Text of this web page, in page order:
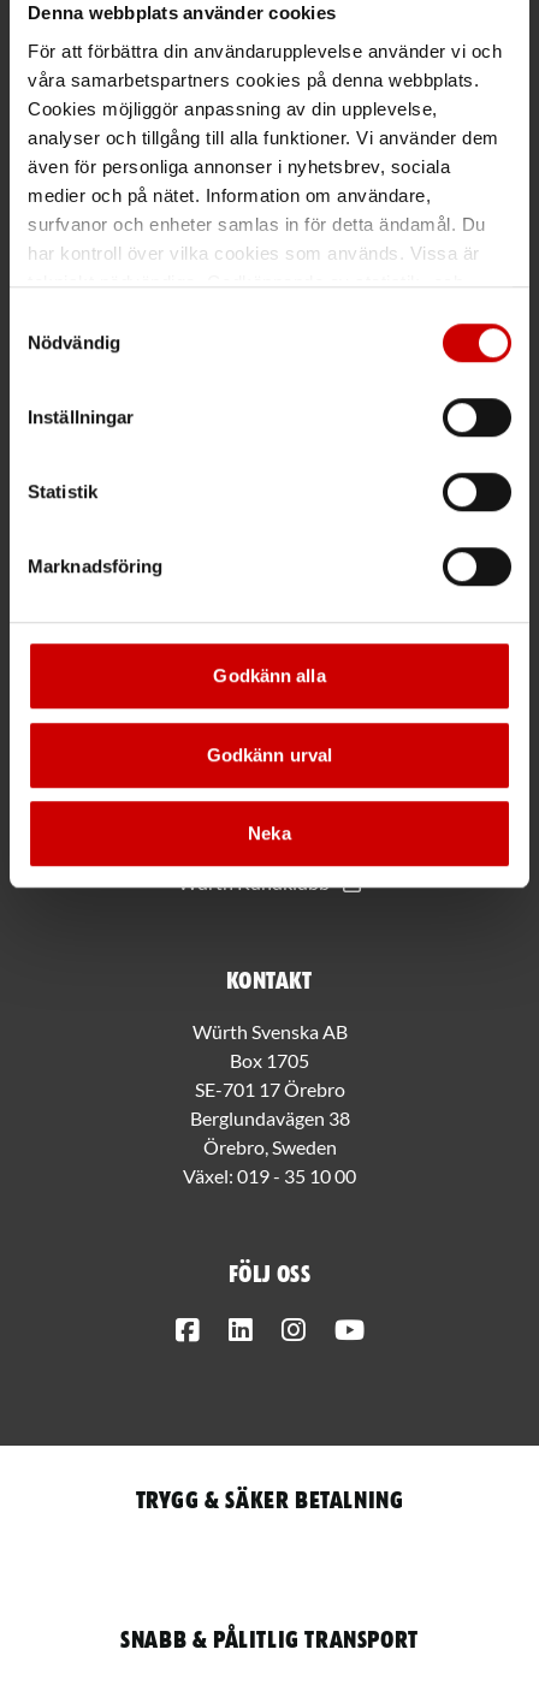
Denna webbplats använder cookies
För att förbättra din användarupplevelse använder vi och
våra samarbetspartners cookies på denna webbplats.
Cookies möjliggör anpassning av din upplevelse,
analyser och tillgång till alla funktioner. Vi använder dem
även för personliga annonser i nyhetsbrev, sociala
medier och på nätet. Information om användare,
surfvanor och enheter samlas in för detta ändamål. Du
har kontroll över vilka cookies som används. Vissa är
tekniskt nödvändiga. Godkännande av statistik- och
länder utanför EU med olika dataskyddsnormer. Genom
att godkänna samtycker du till sådana överföringar. Läs
Nödvändig
Inställningar
Statistik
Marknadsföring
Godkänn alla
Godkänn urval
Neka
Ring kundsupport 019 - 35 10 30
Maila kundsupport@wuerth.se
Växel
Ring växeln 019 - 35 10 00
Maila info@wuerth.se
Mer information
Bli kund hos Würth
Handla med Würth app
Hållbarhet
Würth Kundklubb
Kontakt
Würth Svenska AB
Box 1705
SE-701 17 Örebro
Berglundavägen 38
Örebro, Sweden
Växel: 019 - 35 10 00
Följ oss
FacebookLinkedInInstagram
Håll dig uppdaterad med nyhetsbrev och få 200kr* rabatt på
Trygg & säker betalning
Snabb & pålitlig transport